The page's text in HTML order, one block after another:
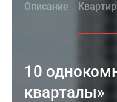
Описание
10
кварталы»